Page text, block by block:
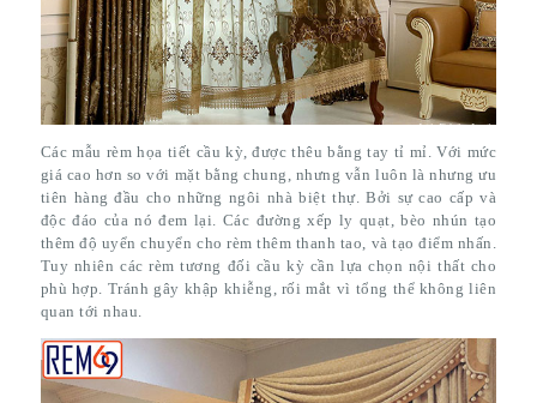
Các mẫu rèm họa tiết cầu kỳ, được thêu bằng tay tỉ mỉ. Với mức
giá cao hơn so với mặt bằng chung, nhưng vẫn luôn là nhưng ưu
tiên hàng đầu cho những ngôi nhà biệt thự. Bởi sự cao cấp và
độc đáo của nó đem lại. Các đường xếp ly quạt, bèo nhún tạo
thêm độ uyển chuyển cho rèm thêm thanh tao, và tạo điểm nhấn.
Tuy nhiên các rèm tương đối cầu kỳ cần lựa chọn nội thất cho
phù hợp. Tránh gây khập khiễng, rối mắt vì tổng thể không liên
quan tới nhau.